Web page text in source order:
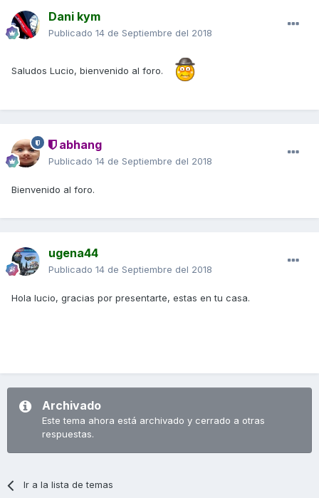
Dani kym
Publicado 14 de Septiembre del 2018
Saludos Lucio, bienvenido al foro.
abhang
Publicado 14 de Septiembre del 2018
Bienvenido al foro.
ugena44
Publicado 14 de Septiembre del 2018
Hola lucio, gracias por presentarte, estas en tu casa.
Archivado
Este tema ahora está archivado y cerrado a otras
respuestas.
Ir a la lista de temas